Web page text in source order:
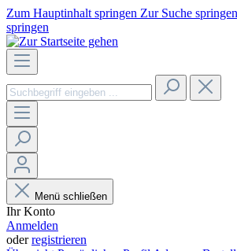
Zum Hauptinhalt springen Zur Suche springen
springen
Menü schließen
Ihr Konto
Anmelden
oderregistrieren